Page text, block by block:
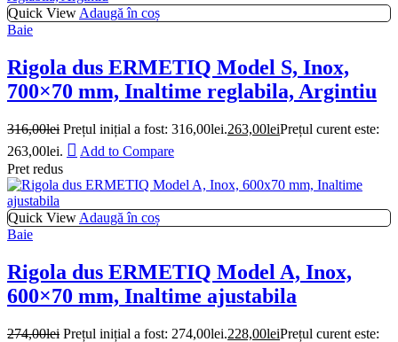
Quick View Adaugă în coș
Baie
Rigola dus ERMETIQ Model S, Inox,
700×70 mm, Inaltime reglabila, Argintiu
316,00lei Prețul inițial a fost: 316,00lei.263,00leiPrețul curent este:
263,00lei.
Add to Compare
Pret redus
Quick View Adaugă în coș
Baie
Rigola dus ERMETIQ Model A, Inox,
600×70 mm, Inaltime ajustabila
274,00lei Prețul inițial a fost: 274,00lei.228,00leiPrețul curent este: